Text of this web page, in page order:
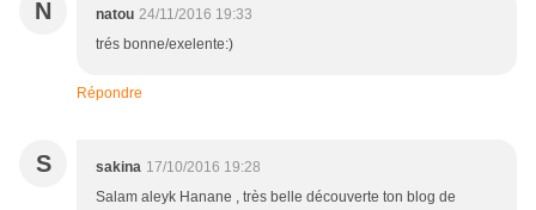
N natou 24/11/2016 19:33
trés bonne/exelente:)
Répondre
S sakina 17/10/2016 19:28
Salam aleyk Hanane , très belle découverte ton blog de